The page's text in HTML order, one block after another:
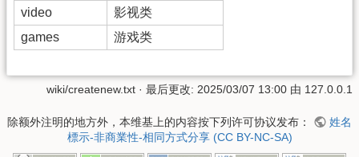
video
影视类
games
游戏类
wiki/createnew.txt · 最后更改: 2025/03/07 13:00 由 127.0.0.1
除额外注明的地方外，本维基上的内容按下列许可协议发布：
姓名
標示-非商業性-相同方式分享 (CC BY-NC-SA)